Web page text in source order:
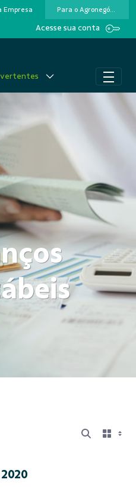
Empresa Para o Agronegócio
Acesse sua conta